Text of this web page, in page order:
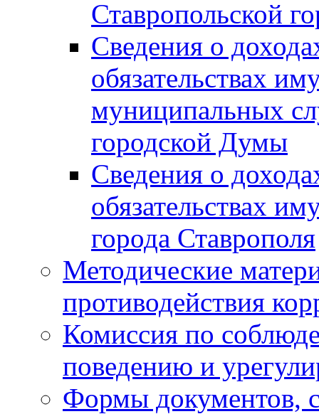
Ставропольской
Сведения о
обязательствах
муниципальных
городской Думы
Сведения о
обязательствах
города Ставрополя
Методические
противодействия
Комиссия по
поведению и
Формы документов,